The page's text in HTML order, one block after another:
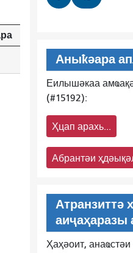
Аныҟәара
Еилышәкаа
(#15192):
Ҳцап арахь...
Абрантәи
Атранзиттә
аиҷаҳаразы
Ҳаҳәоит,